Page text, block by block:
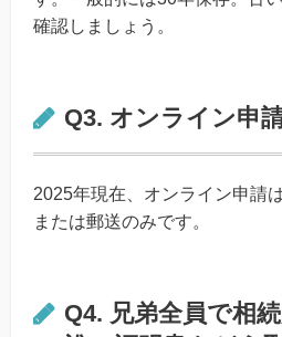
確認しましょう。
Q3. オンライン申
2025年現在、オンライン申請
または郵送のみです。
Q4. 兄弟全員で相